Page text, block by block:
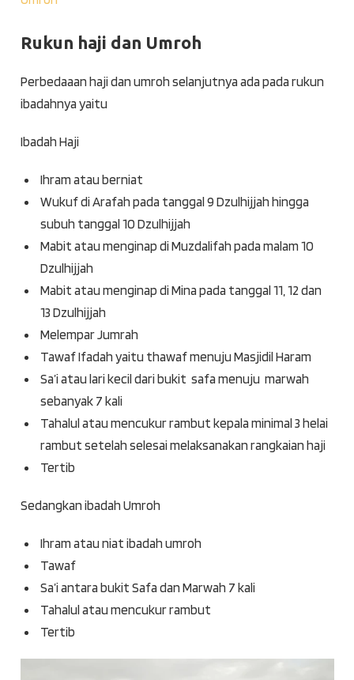
Rukun haji dan Umroh
Perbedaaan haji dan umroh selanjutnya ada pada rukun
ibadahnya yaitu
Ibadah Haji
Ihram atau berniat
Wukuf di Arafah pada tanggal 9 Dzulhijjah hingga
subuh tanggal 10 Dzulhijjah
Mabit atau menginap di Muzdalifah pada malam 10
Dzulhijjah
Mabit atau menginap di Mina pada tanggal 11, 12 dan
13 Dzulhijjah
Melempar Jumrah
Tawaf Ifadah yaitu thawaf menuju Masjidil Haram
Sa’i atau lari kecil dari bukit safa menuju marwah
sebanyak 7 kali
Tahalul atau mencukur rambut kepala minimal 3 helai
rambut setelah selesai melaksanakan rangkaian haji
Tertib
Sedangkan ibadah Umroh
Ihram atau niat ibadah umroh
Tawaf
Sa’i antara bukit Safa dan Marwah 7 kali
Tahalul atau mencukur rambut
Tertib